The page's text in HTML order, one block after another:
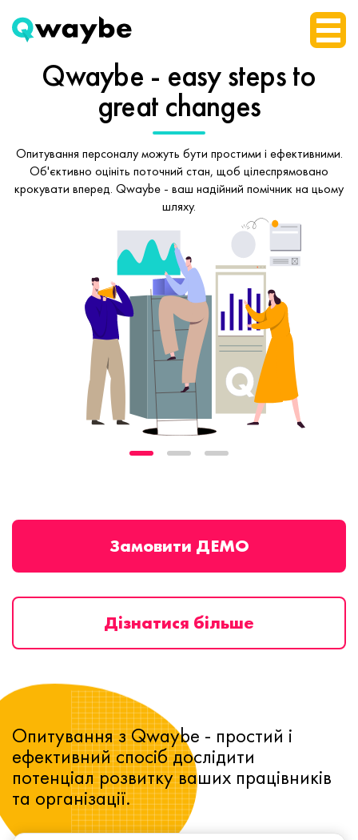
Qwaybe - easy stepsto
great changes
Опитування персоналу можуть бути простими і ефективними.
Об'єктивно оцініть поточний стан, щоб цілеспрямовано
крокувати вперед. Qwaybe - ваш надійний помічник на цьому
шляху.
Замовити ДЕМО
Дізнатися більше
Опитування з Qwaybe - простий і
ефективний спосіб дослідити
потенціал розвитку ваших працівників
та організації.